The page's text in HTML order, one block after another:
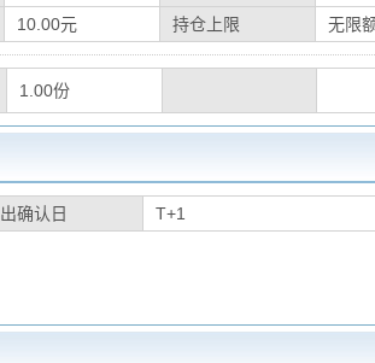
10.00元 持仓上限 无限
1.00份
确认日 T+1